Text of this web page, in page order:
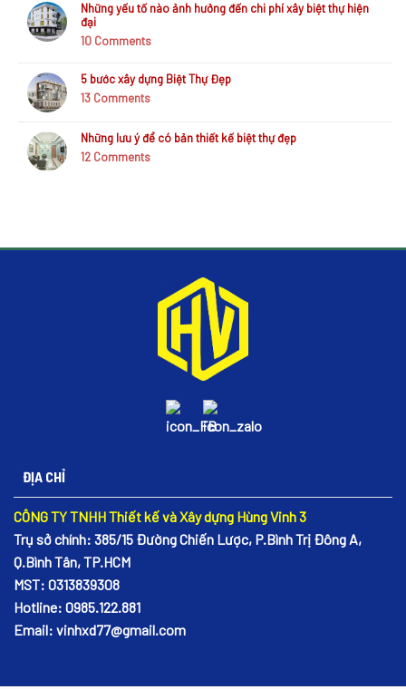
Những yếu tố nào ảnh hưởng đến chi phí xây biệt thự hiện
đại
10 Comments
5 bước xây dựng Biệt Thự Đẹp
13 Comments
Những lưu ý để có bản thiết kế biệt thự đẹp
12 Comments
ĐỊA CHỈ
CÔNG TY TNHH Thiết kế và Xây dựng Hùng Vinh 3
Trụ sở chính: 385/15 Đường Chiến Lược, P.Bình Trị Đông A,
Q.Bình Tân, TP.HCM
MST: 0313839308
Hotline: 0985.122.881
Email: vinhxd77@gmail.com